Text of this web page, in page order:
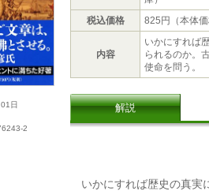
日
2
税込価格
825円（本体価
内容
いかにすれば
られるのか。
使命を問う。
解説
いかにすれば歴史の真実